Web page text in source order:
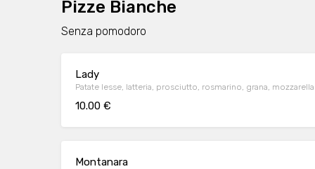
Pizze Bianche
Senza pomodoro
Lady
Patate lesse, latteria, prosciutto, rosmarino, grana, mozzarella
10.00 €
Montanara